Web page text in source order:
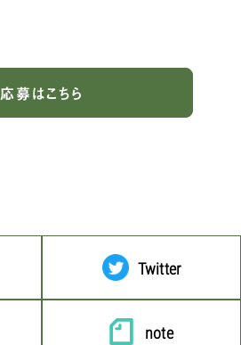
応募はこちら
Twitter
note